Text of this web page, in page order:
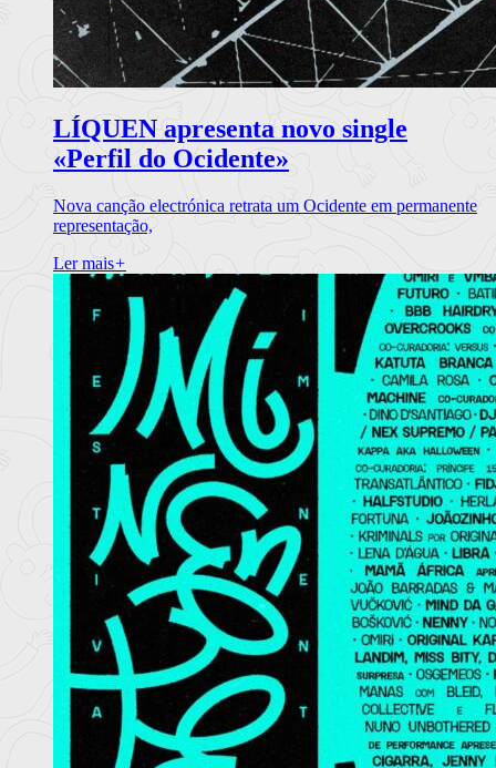
LÍQUEN apresenta novo single
«Perfil do Ocidente»
Nova canção electrónica retrata um Ocidente em permanente
representação,
Ler mais+